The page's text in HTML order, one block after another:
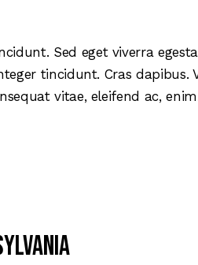
Sed eget viverra
tincidunt. Cras dapibus.
vitae, eleifend ac,